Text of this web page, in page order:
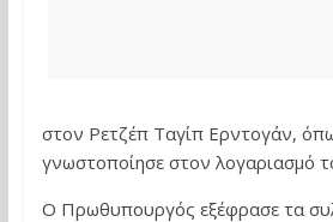
στον Ρετζέπ Ταγίπ Ερντογάν,
γνωστοποίησε στον λογαριασμό
Ο Πρωθυπουργός εξέφρασε τα